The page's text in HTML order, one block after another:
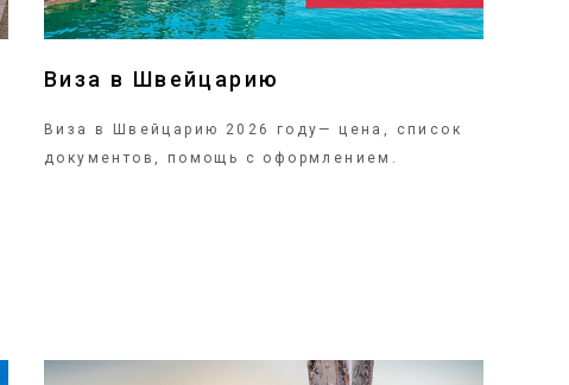
Виза в Швейцарию
Виза в Швейцарию 2026 году— цена, список
документов, помощь с оформлением.